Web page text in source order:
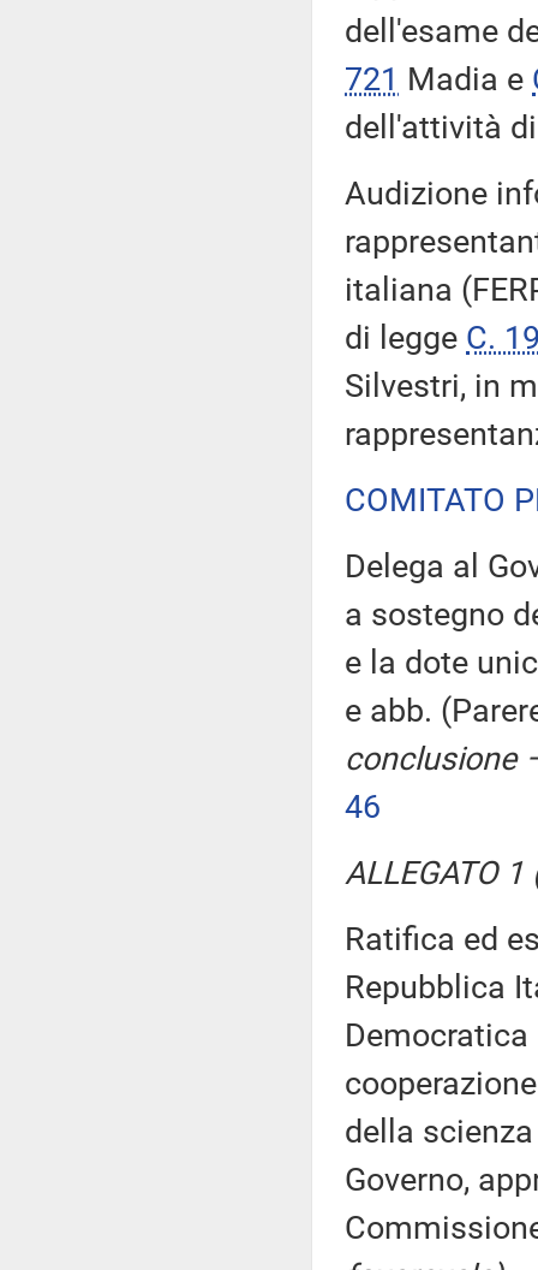
dell'esame
721 Madia e
dell'attività
Audizione
italiana
di legge C.
Silvestri, in
COMITATO
Delega al
a sostegno
e la dote
e abb.
conclusione
46
ALLEGATO
Ratifica ed
Repubblica
della
Governo,